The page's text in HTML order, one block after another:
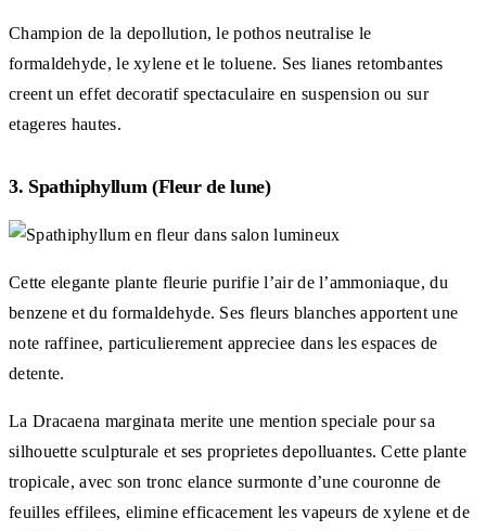
Champion de la depollution, le pothos neutralise le
formaldehyde, le xylene et le toluene. Ses lianes retombantes
creent un effet decoratif spectaculaire en suspension ou sur
etageres hautes.
3. Spathiphyllum (Fleur de lune)
Cette elegante plante fleurie purifie l’air de l’ammoniaque, du
benzene et du formaldehyde. Ses fleurs blanches apportent une
note raffinee, particulierement appreciee dans les espaces de
detente.
La Dracaena marginata merite une mention speciale pour sa
silhouette sculpturale et ses proprietes depolluantes. Cette plante
tropicale, avec son tronc elance surmonte d’une couronne de
feuilles effilees, elimine efficacement les vapeurs de xylene et de